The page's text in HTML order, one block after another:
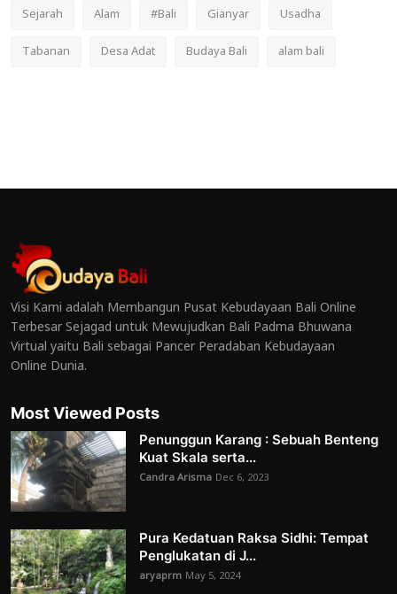
Sejarah
Alam #Bali Gianyar
Usadha
Tabanan
Desa Adat Budaya Bali alam bali
Visi Kami adalah Membangun Pusat Kebudayaan Bali Online
Terbesar Sejagad untuk Mewujudkan Bali Padma Bhuwana
Virtual yaitu Bali sebagai Pancer Peradaban Kebudayaan
Online Dunia.
Most Viewed Posts
Penunggun Karang : Sebuah Benteng
Kuat Skala serta...
Candra Arisma Dec 6, 2023
Pura Kedatuan Raksa Sidhi: Tempat
Penglukatan di J...
aryaprm May 5, 2024